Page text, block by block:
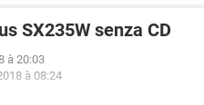
SX235W senza CD
à 20:03
à 08:24